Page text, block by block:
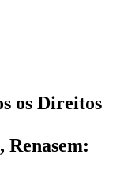
os Direitos
Renasem: